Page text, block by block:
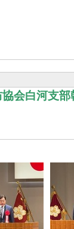
会白河支